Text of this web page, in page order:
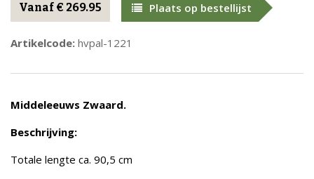
Vanaf € 269.95 Plaats op bestellijst
Artikelcode: hvpal-1221
Middeleeuws Zwaard.
Beschrijving:
Totale lengte ca. 90,5 cm